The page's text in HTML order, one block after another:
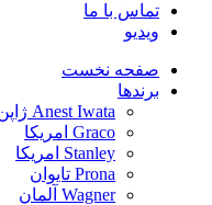
تماس با ما
ویدیو
صفحه نخست
برندها
Anest Iwata ژاپن
Graco امریکا
Stanley امریکا
Prona تایوان
Wagner آلمان